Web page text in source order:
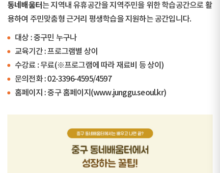
동네배움터는 지역내 유휴공간을 지역주민을 위한 학습공간으로 활
용하여 주민맞춤형 근거리 평생학습을 지원하는 공간입니다.
대상 : 중구민 누구나
교육기간 : 프로그램별 상이
수강료 : 무료(※프로그램에 따라 재료비 등 상이)
문의전화 : 02-3396-4595/4597
홈페이지 : 중구 홈페이지(www.junggu.seoul.kr)